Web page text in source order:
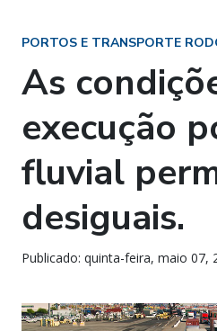
PORTOS E TRANSPORTE
As
execução
fluvial
desiguais.
Publicado: quinta-feira, maio 07,